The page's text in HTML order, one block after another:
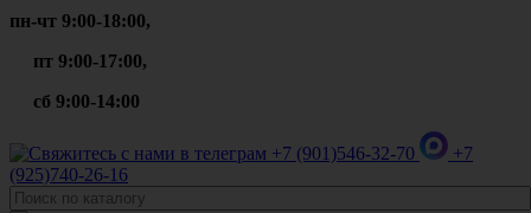
пн-чт 9:00-18:00,
пт 9:00-17:00,
сб 9:00-14:00
+7 (901)546-32-70
+7
(925)740-26-16